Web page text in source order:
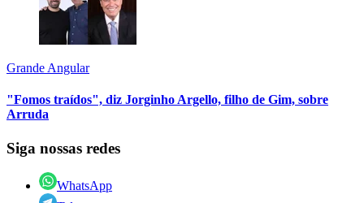
Grande Angular
"Fomos traídos", diz Jorginho Argello, filho de Gim, sobre
Arruda
Siga nossas redes
WhatsApp